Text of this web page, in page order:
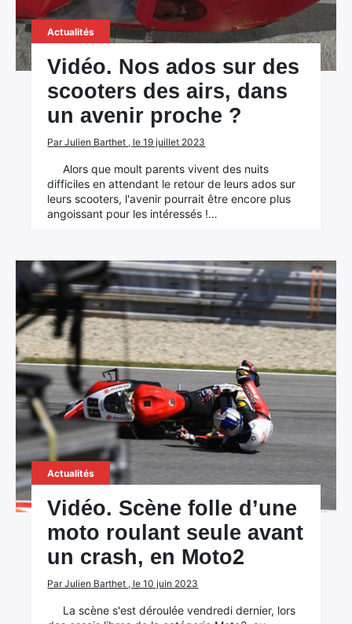
Actualités
Vidéo. Nos ados sur des
scooters des airs, dans
un avenir proche ?
Par Julien Barthet , le 19 juillet 2023
Alors que moult parents vivent des nuits
difficiles en attendant le retour de leurs ados sur
leurs scooters, l'avenir pourrait être encore plus
angoissant pour les intéressés !…
Actualités
Vidéo. Scène folle d’une
moto roulant seule avant
un crash, en Moto2
Par Julien Barthet , le 10 juin 2023
La scène s'est déroulée vendredi dernier, lors
Rechercher